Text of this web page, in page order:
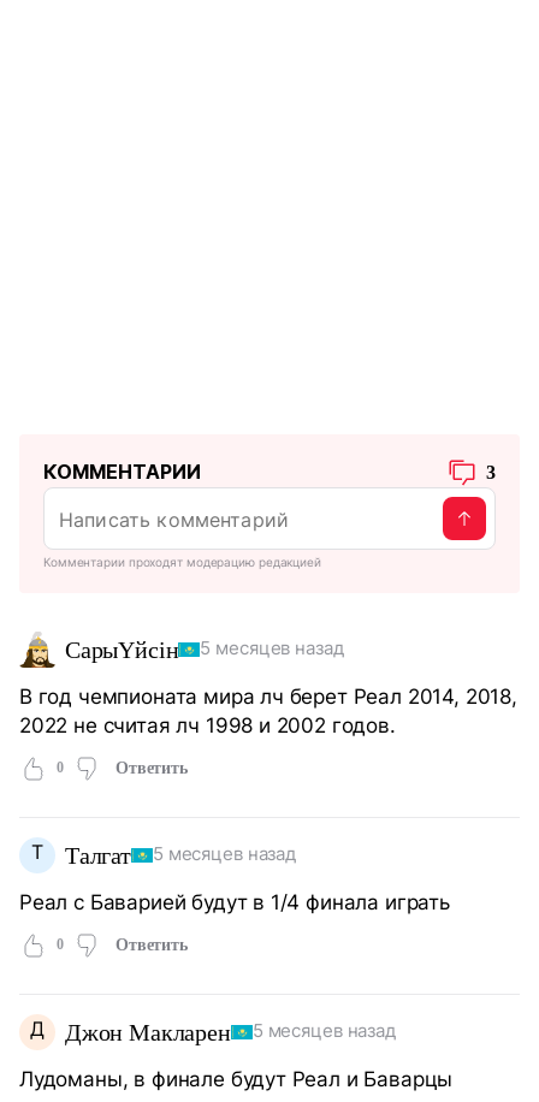
КОММЕНТАРИИ 3
Комментарии проходят модерацию редакцией
СарыҮйсін 5 месяцев назад
В год чемпионата мира лч берет Реал 2014, 2018,
2022 не считая лч 1998 и 2002 годов.
0 Ответить
Т Талгат 5 месяцев назад
Реал с Баварией будут в 1/4 финала играть
0 Ответить
Д Джон Макларен 5 месяцев назад
Лудоманы, в финале будут Реал и Баварцы